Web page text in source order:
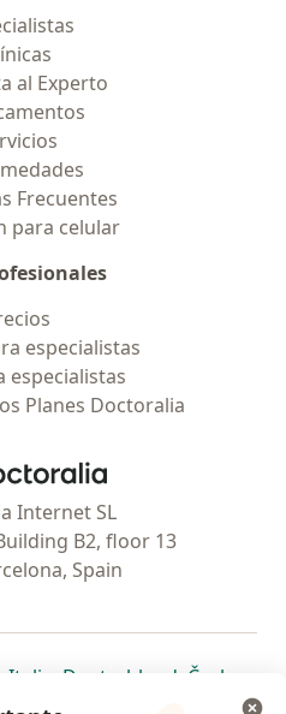
al Experto
Frecuentes
para celular
especialistas
especialistas
Planes Doctoralia
Doctoralia - Página de inicio
Internet SL
B2, floor 13
Spain
pestaña
una nueva pestaña
se abre en una nueva pestaña
Italia se abre en una nueva
Deutschlandse abre en
Česko
nueva pestaña
en una nueva pestaña
se abre en una nueva pestaña
Brasil se abre en una nueva
se abre en
se